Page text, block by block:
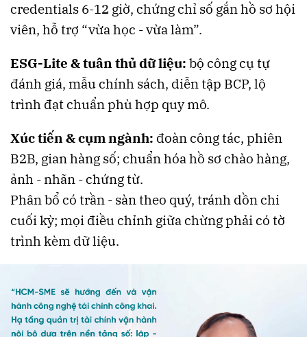
credentials 6-12 giờ, chứng chỉ số gắn hồ sơ hội
viên, hỗ trợ “vừa học - vừa làm”.
ESG-Lite & tuân thủ dữ liệu: bộ công cụ tự
đánh giá, mẫu chính sách, diễn tập BCP, lộ
trình đạt chuẩn phù hợp quy mô.
Xúc tiến & cụm ngành: đoàn công tác, phiên
B2B, gian hàng số; chuẩn hóa hồ sơ chào hàng,
ảnh - nhãn - chứng từ.
Phân bổ có trần - sàn theo quý, tránh dồn chi
cuối kỳ; mọi điều chỉnh giữa chừng phải có tờ
trình kèm dữ liệu.